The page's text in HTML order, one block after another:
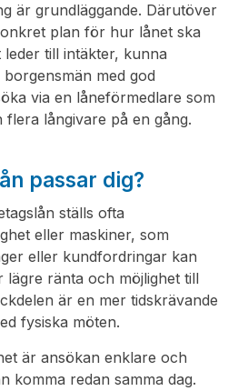
är grundläggande. Därutöver
plan för hur lånet ska
till intäkter, kunna
med god
via en låneförmedlare som
långivare på en gång.
passar dig?
ställs ofta
eller maskiner, som
eller kundfordringar kan
lägre ränta och möjlighet till
är en mer tidskrävande
fysiska möten.
är ansökan enklare och
komma redan samma dag.